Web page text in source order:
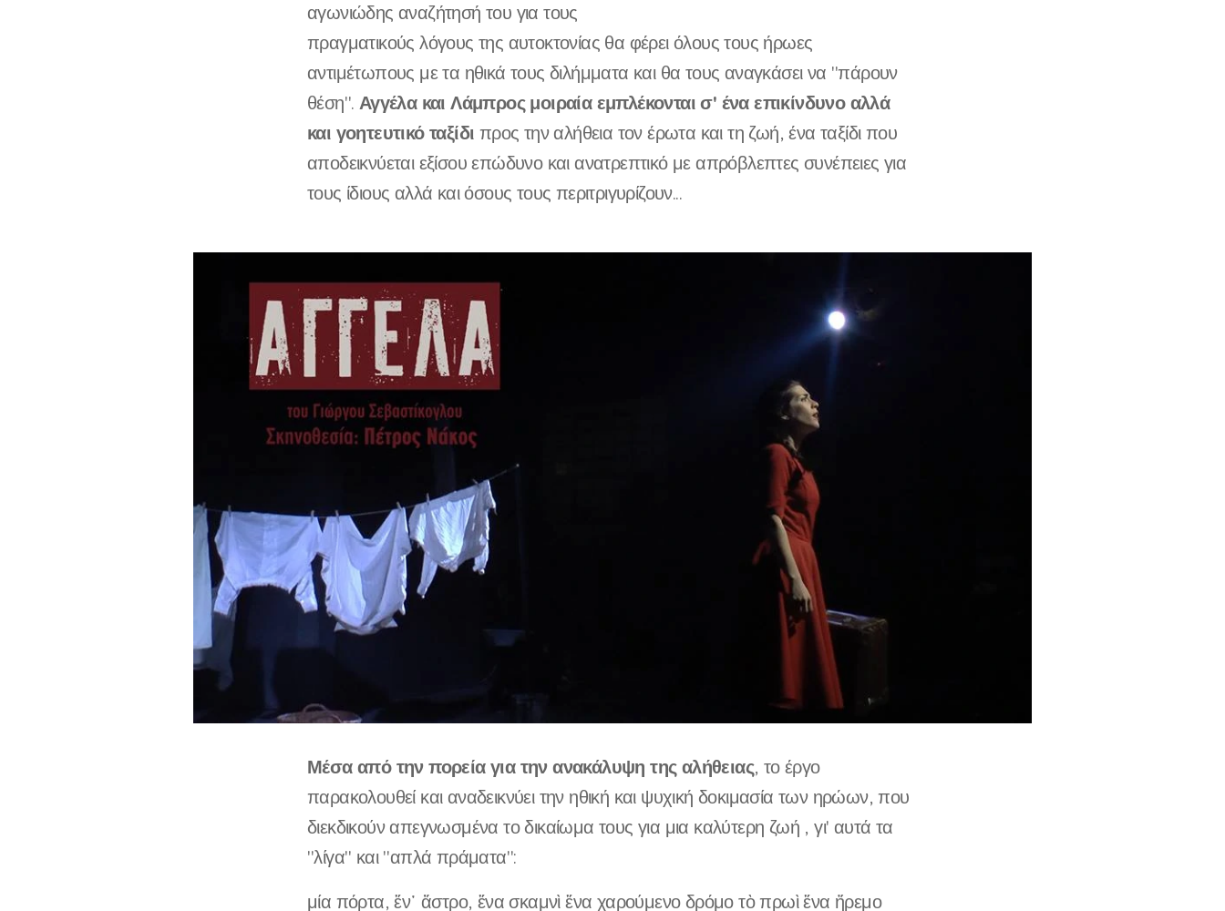
αγωνιώδης αναζήτησή του για τους
πραγματικούς λόγους της αυτοκτονίας θα φέρει όλους τους ήρωες
αντιμέτωπους με τα ηθικά τους διλήμματα και θα τους αναγκάσει να "πάρουν
θέση". Αγγέλα και Λάμπρος μοιραία εμπλέκονται σ' ένα επικίνδυνο αλλά
και γοητευτικό ταξίδι προς την αλήθεια τον έρωτα και τη ζωή, ένα ταξίδι που
αποδεικνύεται εξίσου επώδυνο και ανατρεπτικό με απρόβλεπτες συνέπειες για
τους ίδιους αλλά και όσους τους περιτριγυρίζουν...
Μέσα από την πορεία για την ανακάλυψη της αλήθειας, το έργο
παρακολουθεί και αναδεικνύει την ηθική και ψυχική δοκιμασία των ηρώων, που
διεκδικούν απεγνωσμένα το δικαίωμα τους για μια καλύτερη ζωή , γι' αυτά τα
"λίγα" και "απλά πράματα":
μία πόρτα, ἕν᾿ ἄστρο, ἕνα σκαμνὶ ἕνα χαρούμενο δρόμο τὸ πρωὶ ἕνα ἤρεμο